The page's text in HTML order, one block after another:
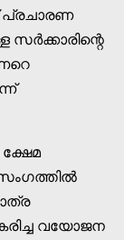
പ്രചാരണ
വയോജന